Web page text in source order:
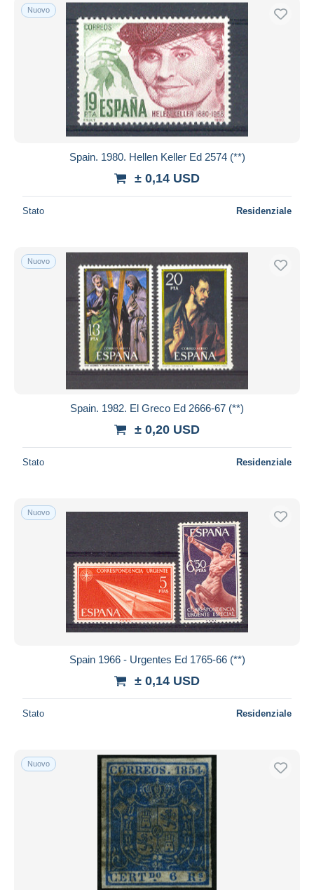
Nuovo
Spain. 1980. Hellen Keller Ed 2574 (**)
± 0,14 USD
Stato Residenziale
Nuovo
Spain. 1982. El Greco Ed 2666-67 (**)
± 0,20 USD
Stato Residenziale
Nuovo
Spain 1966 - Urgentes Ed 1765-66 (**)
± 0,14 USD
Stato Residenziale
Nuovo